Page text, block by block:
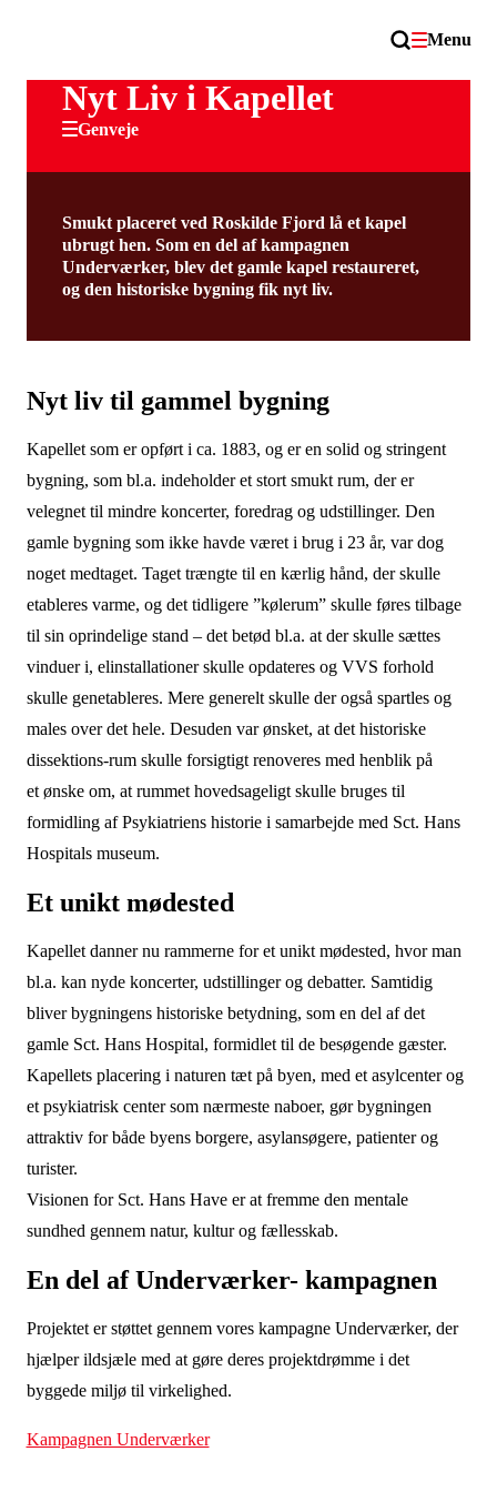
Menu
Nyt Liv i Kapellet
Genveje
Smukt placeret ved Roskilde Fjord lå et kapel
ubrugt hen. Som en del af kampagnen
Underværker, blev det gamle kapel restaureret,
og den historiske bygning fik nyt liv.
Nyt liv til gammel bygning
Kapellet som er opført i ca. 1883, og er en solid og stringent
bygning, som bl.a. indeholder et stort smukt rum, der er
velegnet til mindre koncerter, foredrag og udstillinger. Den
gamle bygning som ikke havde været i brug i 23 år, var dog
noget medtaget. Taget trængte til en kærlig hånd, der skulle
etableres varme, og det tidligere ”kølerum” skulle føres tilbage
til sin oprindelige stand – det betød bl.a. at der skulle sættes
vinduer i, elinstallationer skulle opdateres og VVS forhold
skulle genetableres. Mere generelt skulle der også spartles og
males over det hele. Desuden var ønsket, at det historiske
dissektions-rum skulle forsigtigt renoveres med henblik på
et ønske om, at rummet hovedsageligt skulle bruges til
formidling af Psykiatriens historie i samarbejde med Sct. Hans
Hospitals museum.
Et unikt mødested
Kapellet danner nu rammerne for et unikt mødested, hvor man
bl.a. kan nyde koncerter, udstillinger og debatter. Samtidig
bliver bygningens historiske betydning, som en del af det
gamle Sct. Hans Hospital, formidlet til de besøgende gæster.
Kapellets placering i naturen tæt på byen, med et asylcenter og
et psykiatrisk center som nærmeste naboer, gør bygningen
attraktiv for både byens borgere, asylansøgere, patienter og
turister.
Visionen for Sct. Hans Have er at fremme den mentale
sundhed gennem natur, kultur og fællesskab.
En del af Underværker- kampagnen
Projektet er støttet gennem vores kampagne Underværker, der
hjælper ildsjæle med at gøre deres projektdrømme i det
byggede miljø til virkelighed.
Kampagnen Underværker